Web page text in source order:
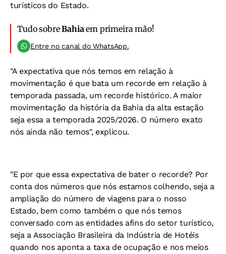
turísticos do Estado.
Tudo sobreBahiaem primeira mão!
Entre no canal do WhatsApp.
"A expectativa que nós temos em relação à
movimentação é que bata um recorde em relação à
temporada passada, um recorde histórico. A maior
movimentação da história da Bahia da alta estação
seja essa a temporada 2025/2026. O número exato
nós ainda não temos", explicou.
"E por que essa expectativa de bater o recorde? Por
conta dos números que nós estamos colhendo, seja a
ampliação do número de viagens para o nosso
Estado, bem como também o que nós temos
conversado com as entidades afins do setor turístico,
seja a Associação Brasileira da Indústria de Hotéis
quando nos aponta a taxa de ocupação e nos meios